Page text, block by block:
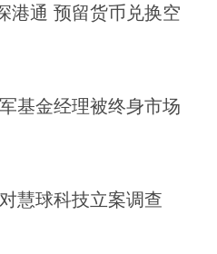
港通 预留货币兑换空
基金经理被终身市场
慧球科技立案调查